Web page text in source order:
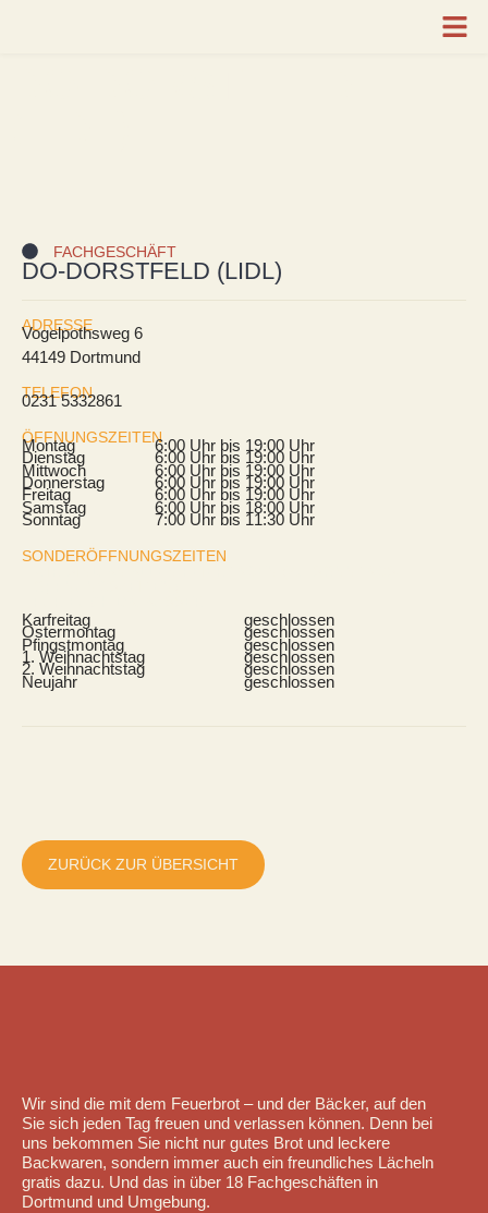
FACHGESCHÄFT
DO-DORSTFELD (LIDL)
ADRESSE
Vogelpothsweg 6
44149 Dortmund
TELEFON
0231 5332861
ÖFFNUNGSZEITEN
Montag 6:00 Uhr bis 19:00 Uhr
Dienstag 6:00 Uhr bis 19:00 Uhr
Mittwoch 6:00 Uhr bis 19:00 Uhr
Donnerstag 6:00 Uhr bis 19:00 Uhr
Freitag 6:00 Uhr bis 19:00 Uhr
Samstag 6:00 Uhr bis 18:00 Uhr
Sonntag 7:00 Uhr bis 11:30 Uhr
SONDERÖFFNUNGSZEITEN
Karfreitag geschlossen
Ostermontag geschlossen
Pfingstmontag geschlossen
1. Weihnachtstag geschlossen
2. Weihnachtstag geschlossen
Neujahr geschlossen
ZURÜCK ZUR ÜBERSICHT
Wir sind die mit dem Feuerbrot – und der Bäcker, auf den
Sie sich jeden Tag freuen und verlassen können. Denn bei
uns bekommen Sie nicht nur gutes Brot und leckere
Backwaren, sondern immer auch ein freundliches Lächeln
gratis dazu. Und das in über 18 Fachgeschäften in
Dortmund und Umgebung.